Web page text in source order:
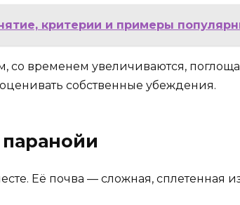
критерии и примеры
со временем увеличиваются,
собственные убеждения.
Её почва — сложная, сплетенная